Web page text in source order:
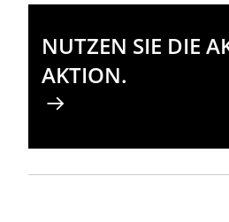
NUTZEN SIE DIE
AKTION.